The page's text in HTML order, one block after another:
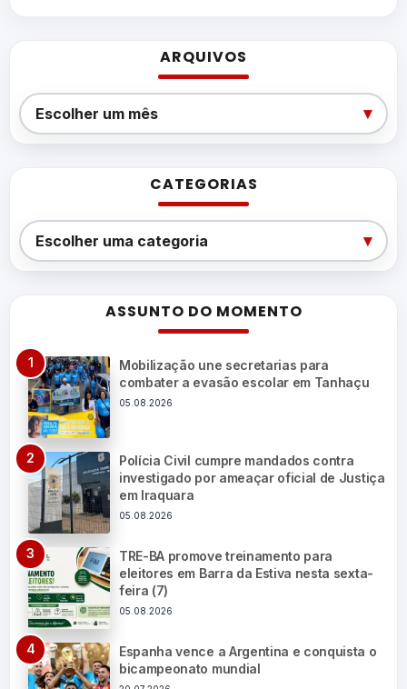
ARQUIVOS
Arquivos
Escolher um mês ▾
CATEGORIAS
Categorias
Escolher uma categoria ▾
ASSUNTO DO MOMENTO
Mobilização une secretarias para
combater a evasão escolar em Tanhaçu
05.08.2026
Polícia Civil cumpre mandados contra
investigado por ameaçar oficial de Justiça
em Iraquara
05.08.2026
TRE-BA promove treinamento para
eleitores em Barra da Estiva nesta sexta-
feira (7)
05.08.2026
Espanha vence a Argentina e conquista o
bicampeonato mundial